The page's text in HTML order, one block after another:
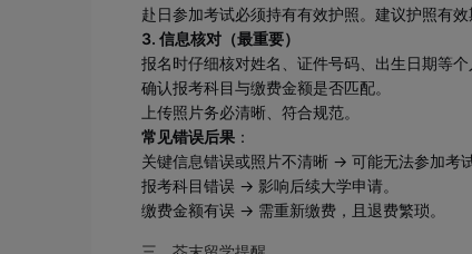
赴日参加考试必须持有有效护照。建议护照有效
3. 信息核对（最重要）
报名时仔细核对姓名、证件号码、出生日期等个
确认报考科目与缴费金额是否匹配。
上传照片务必清晰、符合规范。
常见错误后果 ：
关键信息错误或照片不清晰 → 可能无法参加考试
报考科目错误 → 影响后续大学申请。
缴费金额有误 → 需重新缴费，且退费繁琐。